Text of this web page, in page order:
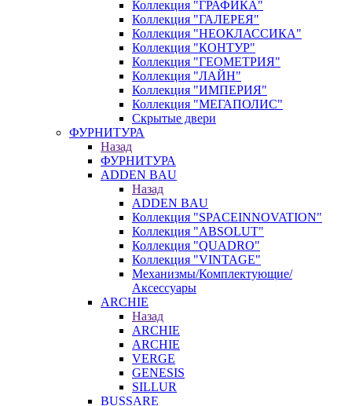
Коллекция "ГРАФИКА"
Коллекция "ГАЛЕРЕЯ"
Коллекция "НЕОКЛАССИКА"
Коллекция "КОНТУР"
Коллекция "ГЕОМЕТРИЯ"
Коллекция "ЛАЙН"
Коллекция "ИМПЕРИЯ"
Коллекция "МЕГАПОЛИС"
Скрытые двери
ФУРНИТУРА
Назад
ФУРНИТУРА
ADDEN BAU
Назад
ADDEN BAU
Коллекция "SPACEINNOVATION"
Коллекция "ABSOLUT"
Коллекция "QUADRO"
Коллекция "VINTAGE"
Механизмы/Комплектующие/
Аксессуары
ARCHIE
Назад
ARCHIE
ARCHIE
VERGE
GENESIS
SILLUR
BUSSARE